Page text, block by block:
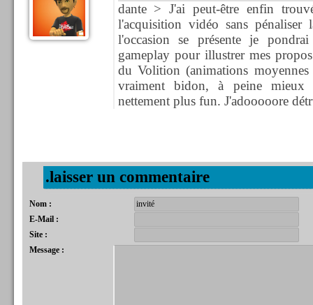
dante > J'ai peut-être enfin
l'acquisition vidéo sans
l'occasion se présente je
gameplay pour illustrer mes
du Volition (animations
vraiment bidon, à peine
nettement plus fun. J'adooooore
.laisser un commentaire
Nom :
E-Mail :
Site :
Message :